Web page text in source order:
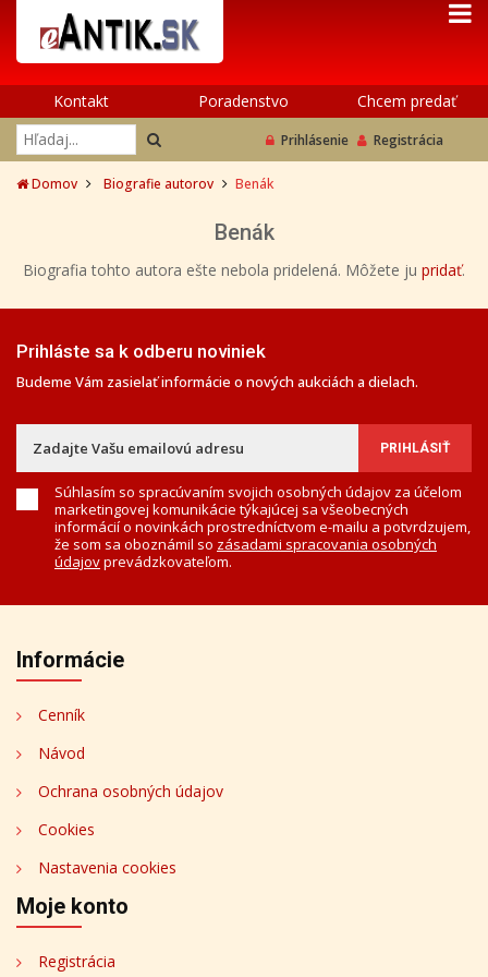
Kontakt Poradenstvo Chcem predať
Prihlásenie Registrácia
Domov Biografie autorov Benák
Benák
Biografia tohto autora ešte nebola pridelená. Môžete ju pridať.
Prihláste sa k odberu noviniek
Budeme Vám zasielať informácie o nových aukciách a dielach.
Súhlasím so spracúvaním svojich osobných údajov za účelom
marketingovej komunikácie týkajúcej sa všeobecných
informácií o novinkách prostredníctvom e-mailu a potvrdzujem,
že som sa oboznámil so zásadami spracovania osobných
údajovprevádzkovateľom.
Informácie
Cenník
Návod
Ochrana osobných údajov
Cookies
Nastavenia cookies
Moje konto
Registrácia